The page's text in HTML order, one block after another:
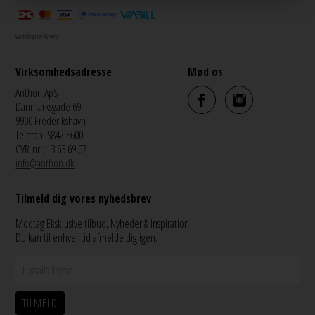
Webshop by Bewise
Virksomhedsadresse
Anthon ApS
Danmarksgade 69
9900 Frederikshavn
Telefon: 9842 5600
CVR-nr.: 13 63 69 07
info@anthon.dk
Mød os
Tilmeld dig vores nyhedsbrev
Modtag Eksklusive tilbud, Nyheder & Inspiration
Du kan til enhver tid afmelde dig igen.